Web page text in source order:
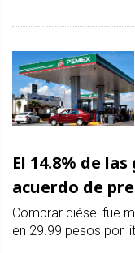
El 14.8% de
acuerdo de
Comprar diésel fue
en 29.99 pesos por